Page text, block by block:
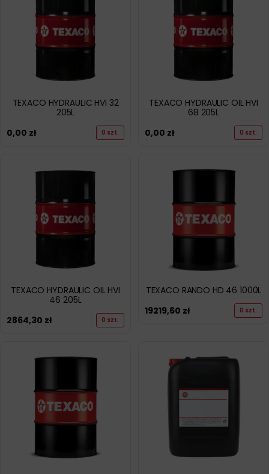
TEXACO HYDRAULIC HVI 32
205L
0,00 zł 0 szt.
TEXACO HYDRAULIC OIL HVI
68 205L
0,00 zł 0 szt.
TEXACO HYDRAULIC OIL HVI
46 205L
2864,30 zł 0 szt.
TEXACO RANDO HD 46 1000L
19219,60 zł 0 szt.